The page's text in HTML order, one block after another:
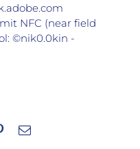
NFC (near field
©nik0.0kin -
Pinterest
E-